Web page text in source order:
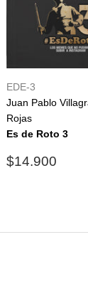
EDE-3
Juan Pablo
Rojas
Es de Roto 3
Precio
$14.900